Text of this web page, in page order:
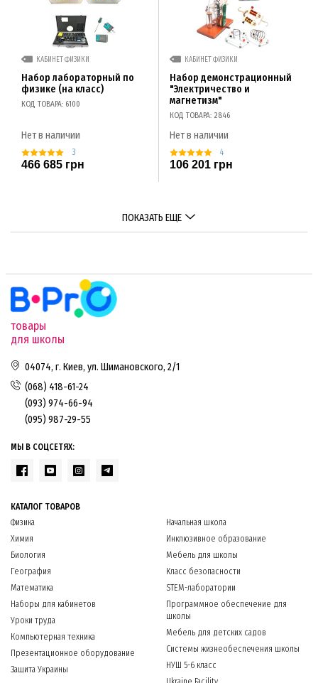
КАБИНЕТ ФИЗИКИ
Набор лабораторный по
физике (на класс)
КОД ТОВАРА: 6100
Нет в наличии
3
466 685 грн
КАБИНЕТ ФИЗИКИ
Набор демонстрационный
"Электричество и
магнетизм"
КОД ТОВАРА: 2846
Нет в наличии
4
106 201 грн
ПОКАЗАТЬ ЕЩЕ
товары
для школы
04074, г. Киев, ул. Шимановского, 2/1
(068) 418-61-24
(093) 974-66-94
(095) 987-29-55
МЫ В СОЦСЕТЯХ:
КАТАЛОГ ТОВАРОВ
Физика
Химия
Биология
География
Математика
Наборы для кабинетов
Уроки труда
Компьютерная техника
Презентационное оборудование
Защита Украины
Начальная школа
Инклюзивное образование
Мебель для школы
Класс безопасности
STEM-лаборатории
Программное обеспечение для
школы
Мебель для детских садов
Системы жизнеобеспечения школы
НУШ 5-6 класс